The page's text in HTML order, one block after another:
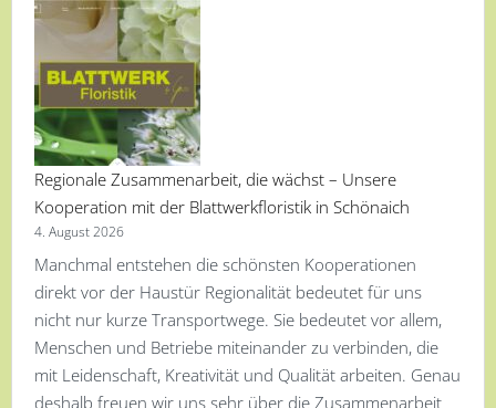
Regionale Zusammenarbeit, die wächst – Unsere
Kooperation mit der Blattwerkfloristik in Schönaich
4. August 2026
Manchmal entstehen die schönsten Kooperationen
direkt vor der Haustür Regionalität bedeutet für uns
nicht nur kurze Transportwege. Sie bedeutet vor allem,
Menschen und Betriebe miteinander zu verbinden, die
mit Leidenschaft, Kreativität und Qualität arbeiten. Genau
deshalb freuen wir uns sehr über die Zusammenarbeit